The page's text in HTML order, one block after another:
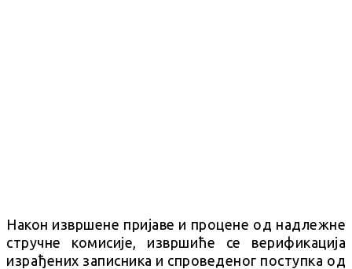
Након извршене пријаве и процене од надлежне
стручне комисије, извршиће се верификација
израђених записника и спроведеног поступка од